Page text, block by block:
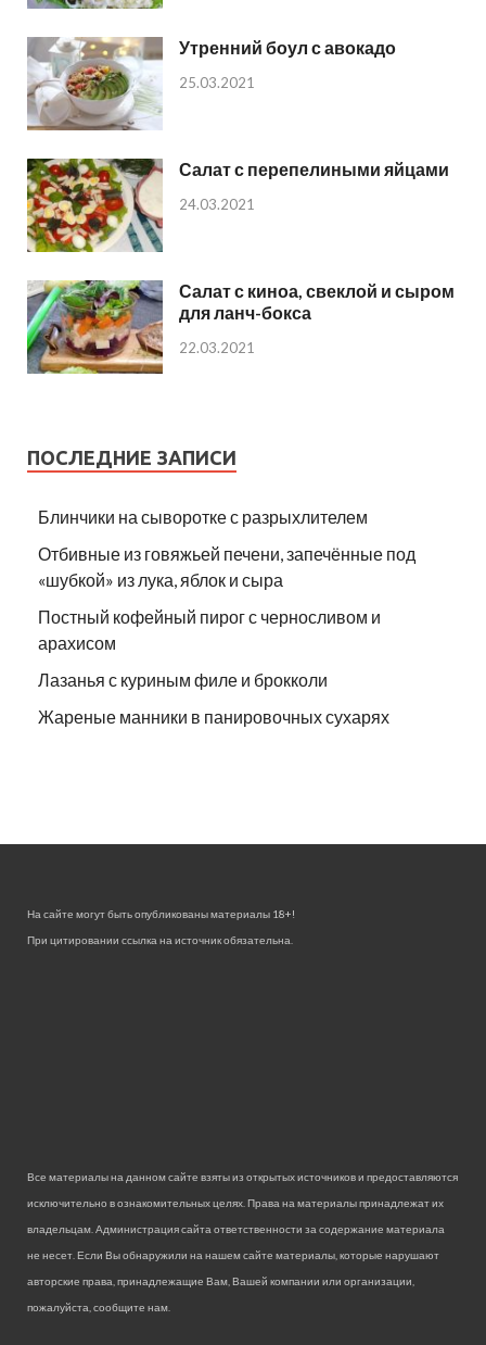
Утренний боул с авокадо
25.03.2021
Салат с перепелиными яйцами
24.03.2021
Салат с киноа, свеклой и сыром
для ланч-бокса
22.03.2021
ПОСЛЕДНИЕ ЗАПИСИ
Блинчики на сыворотке с разрыхлителем
Отбивные из говяжьей печени, запечённые под
«шубкой» из лука, яблок и сыра
Постный кофейный пирог с черносливом и
арахисом
Лазанья с куриным филе и брокколи
Жареные манники в панировочных сухарях
На сайте могут быть опубликованы материалы 18+!
При цитировании ссылка на источник обязательна.
Все материалы на данном сайте взяты из открытых источников и предоставляются
исключительно в ознакомительных целях. Права на материалы принадлежат их
владельцам. Администрация сайта ответственности за содержание материала
не несет. Если Вы обнаружили на нашем сайте материалы, которые нарушают
авторские права, принадлежащие Вам, Вашей компании или организации,
пожалуйста, сообщите нам.